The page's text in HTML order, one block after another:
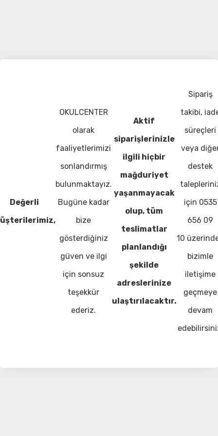
Değerli
OKULCENTER
olarak
faaliyetlerimizi
sonlandırmış
bulunmaktayız.
Bugüne kadar
bize
gösterdiğiniz
güven ve ilgi
için sonsuz
teşekkür
ederiz.
Aktif
siparişlerinizle
ilgili hiçbir
mağduriyet
yaşanmayacak
olup, tüm
teslimatlar
planlandığı
şekilde
adreslerinize
ulaştırılacaktır.
Sipariş
takibi,
süreçleri
veya
destek
için 0535
656 09
10
bizimle
iletişime
geçmeye
devam